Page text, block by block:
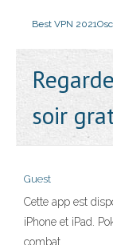
Best VPN 2021
soir
Guest
Cette app est
iPhone et iPad.
combat.